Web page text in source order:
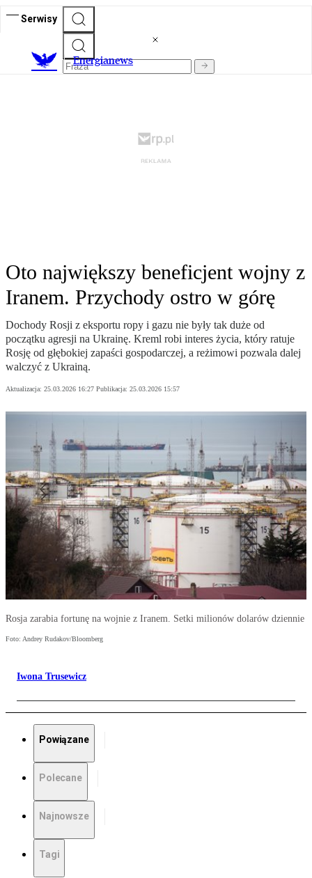
Serwisy
Energianews
Oto największy beneficjent wojny z
Iranem. Przychody ostro w górę
Dochody Rosji z eksportu ropy i gazu nie były tak duże od
początku agresji na Ukrainę. Kreml robi interes życia, który ratuje
Rosję od głębokiej zapaści gospodarczej, a reżimowi pozwala dalej
walczyć z Ukrainą.
Aktualizacja: 25.03.2026 16:27 Publikacja: 25.03.2026 15:57
Rosja zarabia fortunę na wojnie z Iranem. Setki milionów dolarów dziennie
Foto: Andrey Rudakov/Bloomberg
Iwona Trusewicz
Powiązane
Polecane
Najnowsze
Tagi